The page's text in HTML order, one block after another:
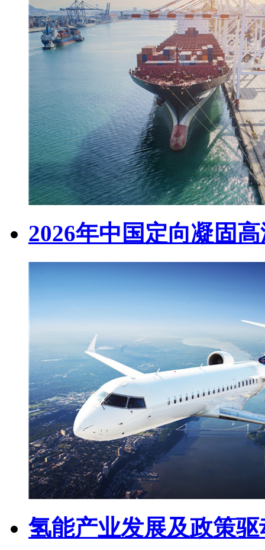
2026年中国定向凝固
氢能产业发展及政策